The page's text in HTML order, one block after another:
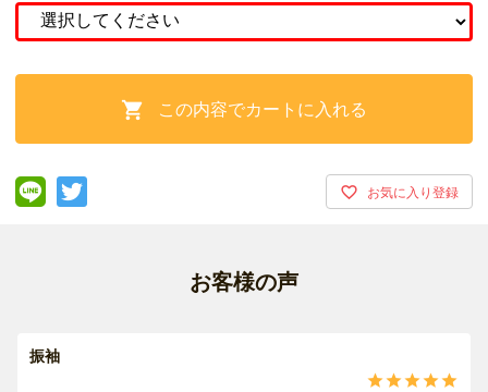
 この内容でカートに入れる
お客様の声
振袖
